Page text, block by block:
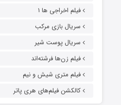
فیلم اخراجی ها ۱
سریال بازی مرکب
سریال پوست شیر
فیلم زن‌ها فرشته‌اند
فیلم متری شیش و نیم
کالکشن فیلم‌های هری پاتر